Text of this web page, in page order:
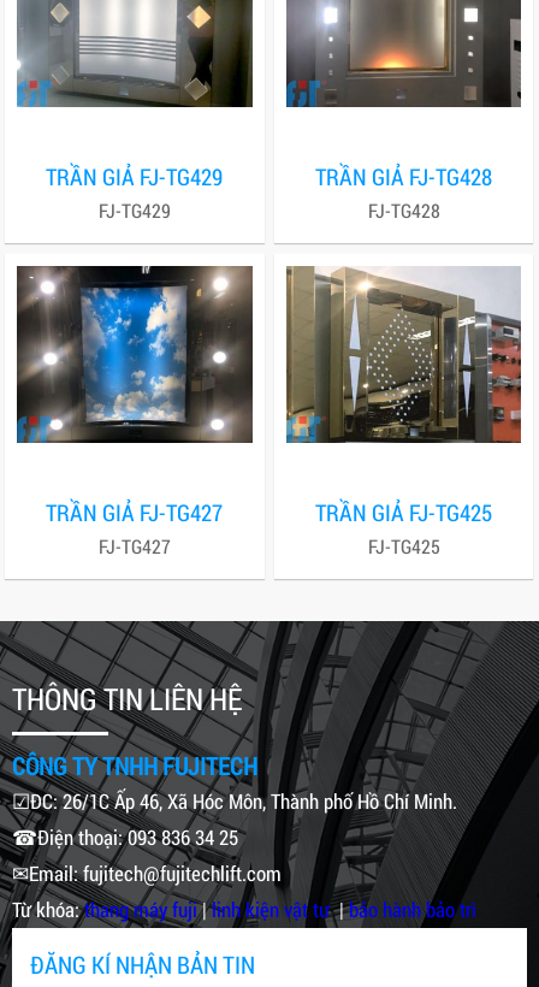
TRẦN GIẢ FJ-TG429
FJ-TG429
TRẦN GIẢ FJ-TG428
FJ-TG428
TRẦN GIẢ FJ-TG427
FJ-TG427
TRẦN GIẢ FJ-TG425
FJ-TG425
THÔNG TIN LIÊN HỆ
CÔNG TY TNHH FUJITECH
☑ĐC: 26/1C Ấp 46, Xã Hóc Môn, Thành phố Hồ Chí Minh.
☎Điện thoại: 093 836 34 25
✉Email: fujitech@fujitechlift.com
Từ khóa:thang máy fuji|linh kiện vật tư|bảo hành bảo trì
ĐĂNG KÍ NHẬN BẢN TIN